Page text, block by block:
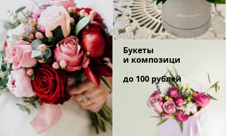
Букеты
и композици
до 100 рублей